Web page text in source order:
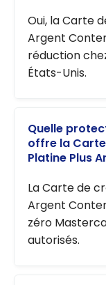
Oui, la Carte
Argent
réduction
États-Unis.
Quelle
offre la
Platine Plus
La Carte de
Argent
zéro
autorisés.